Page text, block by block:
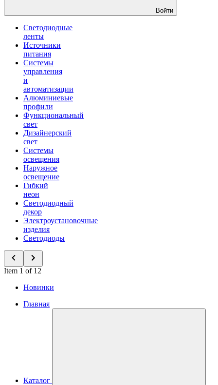
Войти
Светодиодные
ленты
Источники
питания
Системы
управления
и
автоматизации
Алюминиевые
профили
Функциональный
свет
Дизайнерский
свет
Системы
освещения
Наружное
освещение
Гибкий
неон
Светодиодный
декор
Электроустановочные
изделия
Светодиоды
Item 1 of 12
Новинки
Главная
Каталог